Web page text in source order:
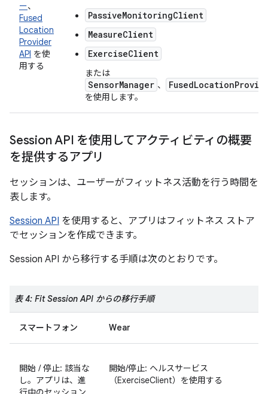
ー、
Fused
Location
Provider
API を使
用する
PassiveMonitoringClient
MeasureClient
ExerciseClient
または
SensorManager 、
を使用します。
Session API を使用してアクティビティの概要
を提供するアプリ
セッションは、ユーザーがフィットネス活動を行う時間を
表します。
Session API を使用すると、アプリはフィットネス ストア
でセッションを作成できます。
Session API から移行する手順は次のとおりです。
表 4: Fit Session API からの移行手順
スマートフォン Wear
開始 / 停止: 該当な
し。アプリは、進
開始/停止: ヘルスサービス
（ExerciseClient）を使用する